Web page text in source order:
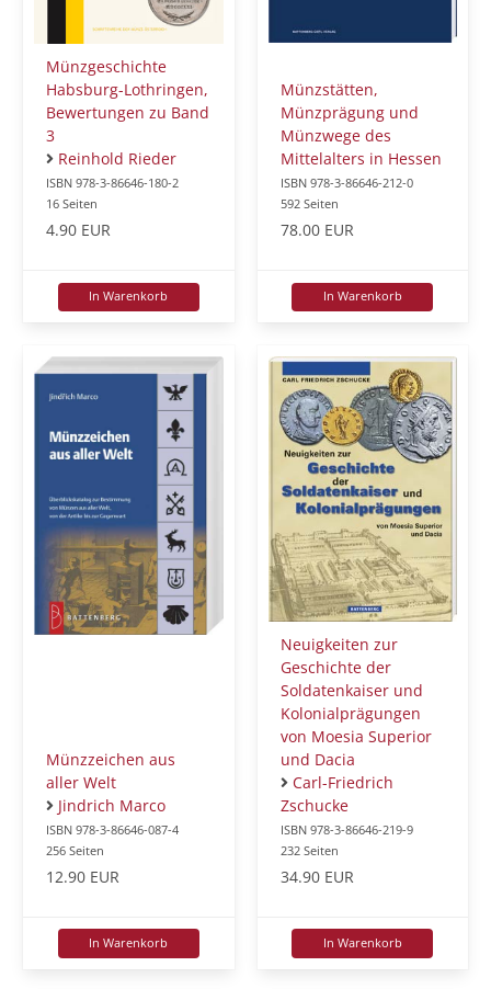
Münzgeschichte
Habsburg-Lothringen,
Bewertungen zu Band
3
Reinhold Rieder
ISBN 978-3-86646-180-2
16 Seiten
4.90 EUR
In Warenkorb
Münzstätten,
Münzprägung und
Münzwege des
Mittelalters in Hessen
ISBN 978-3-86646-212-0
592 Seiten
78.00 EUR
In Warenkorb
Münzzeichen aus
aller Welt
Jindrich Marco
ISBN 978-3-86646-087-4
256 Seiten
12.90 EUR
In Warenkorb
Neuigkeiten zur
Geschichte der
Soldatenkaiser und
Kolonialprägungen
von Moesia Superior
und Dacia
Carl-Friedrich
Zschucke
ISBN 978-3-86646-219-9
232 Seiten
34.90 EUR
In Warenkorb